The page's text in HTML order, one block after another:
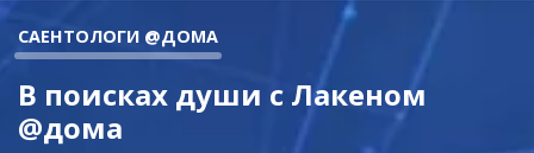
САЕНТОЛОГИ @ДОМА
В поисках души с Лакеном
@дома